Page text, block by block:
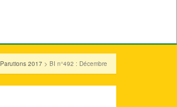
Parutions 2017 > BI n°492 : Décembre